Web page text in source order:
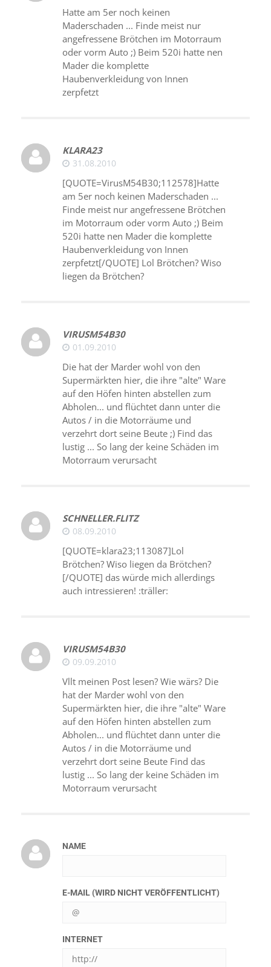
Hatte am 5er noch keinen
Maderschaden ... Finde meist nur
angefressene Brötchen im Motorraum
oder vorm Auto ;) Beim 520i hatte nen
Mader die komplette
Haubenverkleidung von Innen
zerpfetzt
KLARA23
31.08.2010
[QUOTE=VirusM54B30;112578]Hatte
am 5er noch keinen Maderschaden ...
Finde meist nur angefressene Brötchen
im Motorraum oder vorm Auto ;) Beim
520i hatte nen Mader die komplette
Haubenverkleidung von Innen
zerpfetzt[/QUOTE] Lol Brötchen? Wiso
liegen da Brötchen?
VIRUSM54B30
01.09.2010
Die hat der Marder wohl von den
Supermärkten hier, die ihre "alte" Ware
auf den Höfen hinten abstellen zum
Abholen... und flüchtet dann unter die
Autos / in die Motorräume und
verzehrt dort seine Beute ;) Find das
lustig ... So lang der keine Schäden im
Motorraum verursacht
SCHNELLER.FLITZ
08.09.2010
[QUOTE=klara23;113087]Lol
Brötchen? Wiso liegen da Brötchen?
[/QUOTE] das würde mich allerdings
auch intressieren! :träller:
VIRUSM54B30
09.09.2010
Vllt meinen Post lesen? Wie wärs? Die
hat der Marder wohl von den
Supermärkten hier, die ihre "alte" Ware
auf den Höfen hinten abstellen zum
Abholen... und flüchtet dann unter die
Autos / in die Motorräume und
verzehrt dort seine Beute Find das
lustig ... So lang der keine Schäden im
Motorraum verursacht
NAME
E-MAIL (WIRD NICHT VERÖFFENTLICHT)
INTERNET